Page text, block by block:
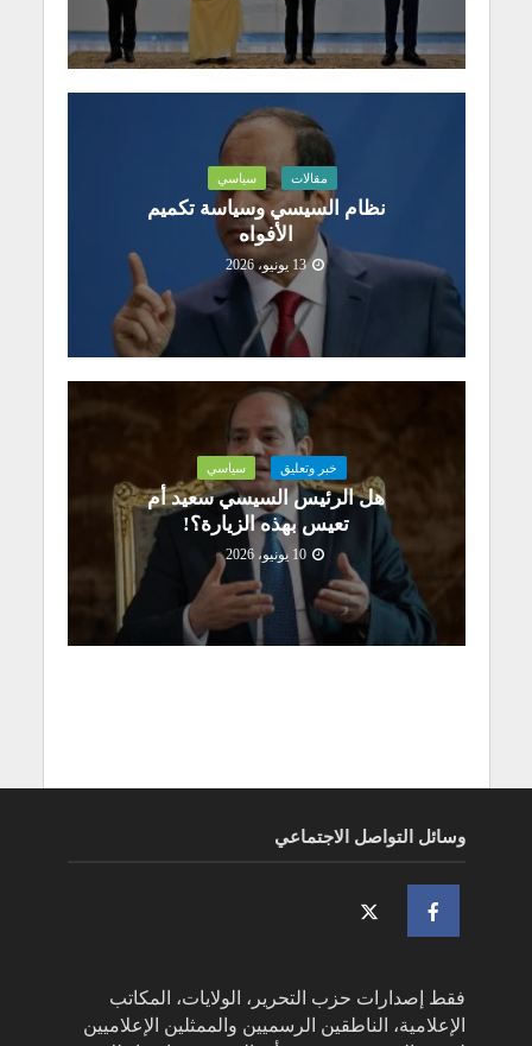
مقالات سياسي
نظام السيسي وسياسة تكميم
الأفواه
13 يونيو، 2026
خبر وتعليق سياسي
هل الرئيس السيسي سعيد أم
تعيس بهذه الزيارة؟!
10 يونيو، 2026
وسائل التواصل الاجتماعي
فقط إصدارات حزب التحرير، الولايات، المكاتب
الإعلامية، الناطقين الرسميين والممثلين الإعلاميين